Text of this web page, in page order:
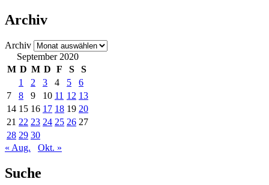
Archiv
Archiv
September 2020
M D M D F S
S
1
2 3 4 5
6
7
8 9 10 11 12 13
14 15 16 17 18 19 20
21 22 23 24 25 26 27
28 29 30
« Aug.
Okt. »
Suche